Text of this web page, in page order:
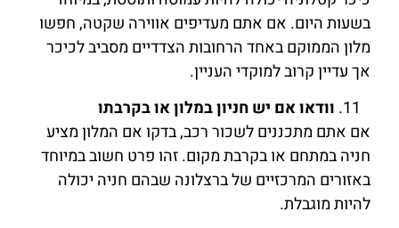
בשעות היום. אם אתם מעדיפים אווירה שקטה, חפשו
מלון הממוקם באחד הרחובות הצדדיים מסביב לכיכר
אך עדיין קרוב למוקדי העניין.
וודאו אם יש חניון במלון או בקרבתו
אם אתם מתכננים לשכור רכב, בדקו אם המלון מציע
חניה במתחם או בקרבת מקום. זהו פרט חשוב במיוחד
באזורים המרכזיים של ברצלונה שבהם חניה יכולה
להיות מוגבלת.